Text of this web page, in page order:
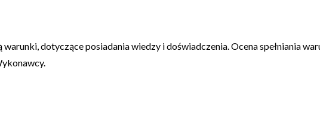
dotyczące posiadania wiedzy i doświadczenia. Ocena spełniania